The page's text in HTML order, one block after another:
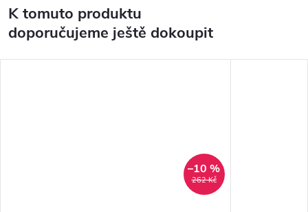
K tomuto produktu
doporučujeme ještě dokoupit
262 Kč
–10 %